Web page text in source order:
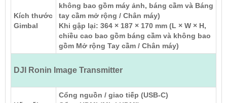
Kích thước
Gimbal
không bao gồm máy ảnh, báng cầm và Báng
tay cầm mở rộng / Chân máy)
Khi gập lại: 364 × 187 × 170 mm (L × W × H,
chiều cao bao gồm báng cầm và không bao
gồm Mở rộng Tay cầm / Chân máy)
DJI Ronin Image Transmitter
Cổng nguồn / giao tiếp (USB-C)